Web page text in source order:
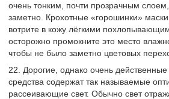
очень тонким, почти прозрачным
заметно. Крохотные «горошинки»
вотрите в кожу лёгкими
осторожно промокните это место
чтобы не было заметно цветовых
22. Дорогие, однако очень
средства содержат так называемые
рассеивающие свет. Обычно свет